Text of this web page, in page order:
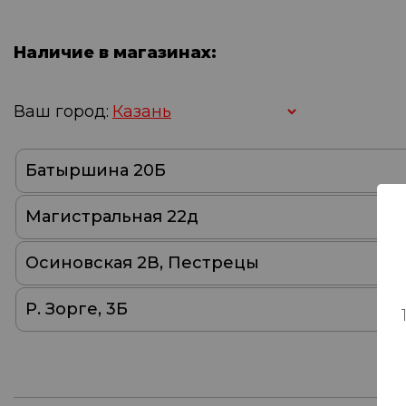
Наличие в магазинах:
Ваш город:
Батыршина 20Б
Магистральная 22д
Осиновская 2В, Пестрецы
Р. Зорге, 3Б